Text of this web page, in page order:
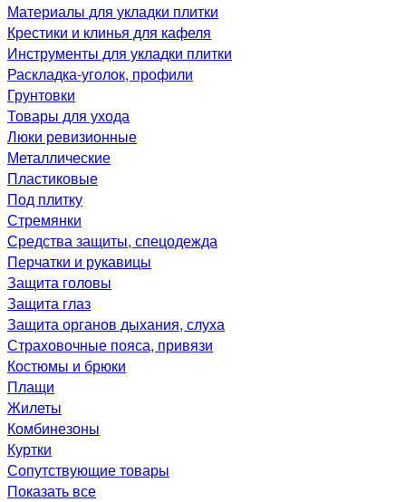
Материалы для укладки плитки
Крестики и клинья для кафеля
Инструменты для укладки плитки
Раскладка-уголок, профили
Грунтовки
Товары для ухода
Люки ревизионные
Металлические
Пластиковые
Под плитку
Стремянки
Средства защиты, спецодежда
Перчатки и рукавицы
Защита головы
Защита глаз
Защита органов дыхания, слуха
Страховочные пояса, привязи
Костюмы и брюки
Плащи
Жилеты
Комбинезоны
Куртки
Сопутствующие товары
Показать все